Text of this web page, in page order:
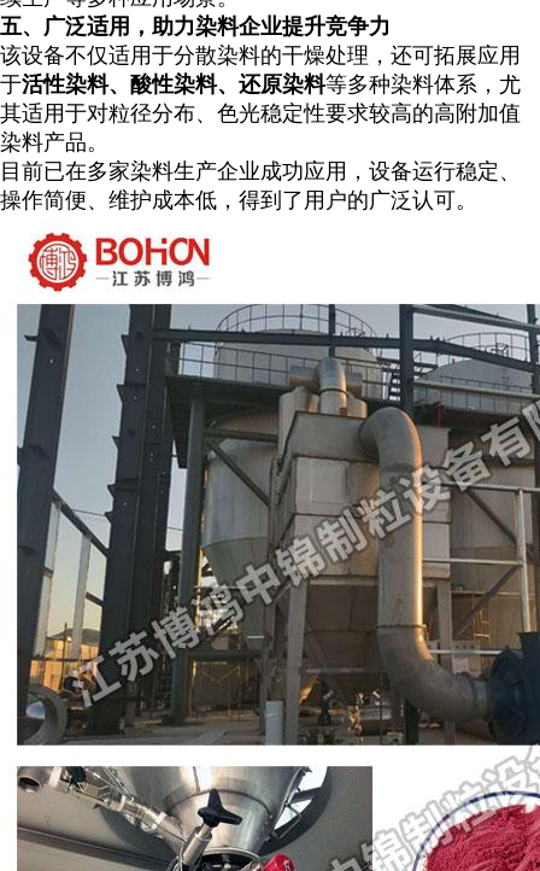
五、广泛适用，助力染料企业提升竞争力
该设备不仅适用于分散染料的干燥处理，还可拓展应用
于活性染料、酸性染料、还原染料等多种染料体系，尤
其适用于对粒径分布、色光稳定性要求较高的高附加值
染料产品。
目前已在多家染料生产企业成功应用，设备运行稳定、
操作简便、维护成本低，得到了用户的广泛认可。